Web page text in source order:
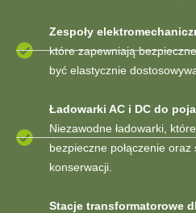
Zespoły
które zapewniają
być elastycznie
Ładowarki AC i DC do
Niezawodne ładowarki,
bezpieczne połączenie oraz
konserwacji.
Stacje transformatorowe